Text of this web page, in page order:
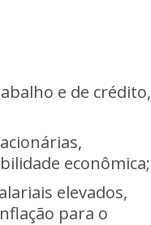
e de crédito,
econômica;
elevados,
para o